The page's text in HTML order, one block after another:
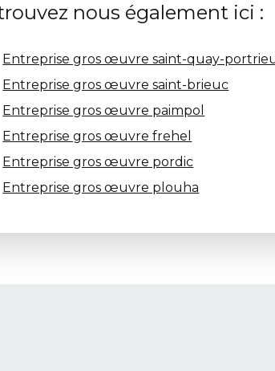
nous également ici :
Entreprise gros œuvre saint-quay-
Entreprise gros œuvre saint-brieuc
Entreprise gros œuvre paimpol
Entreprise gros œuvre frehel
Entreprise gros œuvre pordic
Entreprise gros œuvre plouha